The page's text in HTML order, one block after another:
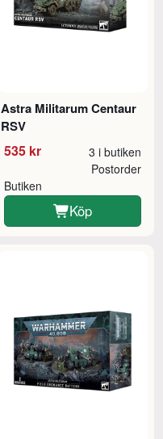
Astra Militarum Centaur
RSV
535 kr 3 i butiken
Butiken
Postorder
Köp